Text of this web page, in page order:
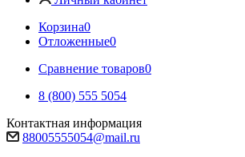
Корзина0
Отложенные0
Сравнение товаров0
8 (800) 555 5054
Контактная информация
88005555054@mail.ru